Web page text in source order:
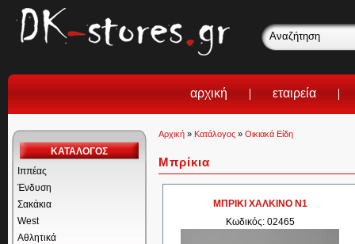
αρχική εταιρεία
ΚΑΤΑΛΟΓΟΣ
Ιππέας
Ένδυση
Σακάκια
West
Αθλητικά
Αρχική » Κατάλογος » Οικιακά Είδη
Μπρίκια
ΜΠΡΙΚΙ ΧΑΛΚΙΝΟ Ν1
Κωδικός: 02465